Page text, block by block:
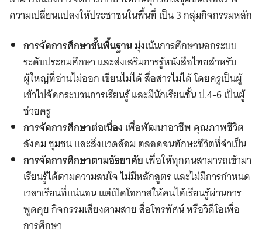
ความเปลี่ยนแปลงให้ประชาชนในพื้นที่ เป็น 3 กลุ่มกิจกรรมหลัก
การจัดการศึกษาขั้นพื้นฐานมุ่งเน้นการศึกษานอกระบบ
ระดับประถมศึกษา และส่งเสริมการรู้หนังสือไทยสำหรับ
ผู้ใหญ่ที่อ่านไม่ออก เขียนไม่ได้ สื่อสารไม่ได้ โดยครูเป็นผู้
เข้าไปจัดกระบวนการเรียนรู้ และมีนักเรียนชั้น ป.4-6 เป็นผู้
ช่วยครู
การจัดการศึกษาต่อเนื่อง เพื่อพัฒนาอาชีพ คุณภาพชีวิต
สังคม ชุมชน และสิ่งแวดล้อม ตลอดจนทักษะชีวิตที่จำเป็น
การจัดการศึกษาตามอัธยาศัย เพื่อให้ทุกคนสามารถเข้ามา
เรียนรู้ได้ตามความสนใจ ไม่มีหลักสูตร และไม่มีการกำหนด
เวลาเรียนที่แน่นอน แต่เปิดโอกาสให้คนได้เรียนรู้ผ่านการ
พูดคุย กิจกรรมเสียงตามสาย สื่อโทรทัศน์ หรือวิดีโอเพื่อ
การศึกษา